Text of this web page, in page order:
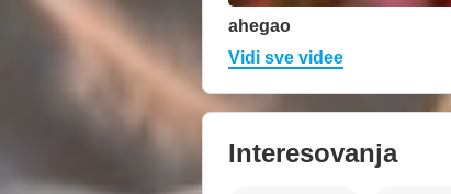
ahegao
Vidi sve videe
Interesovanja